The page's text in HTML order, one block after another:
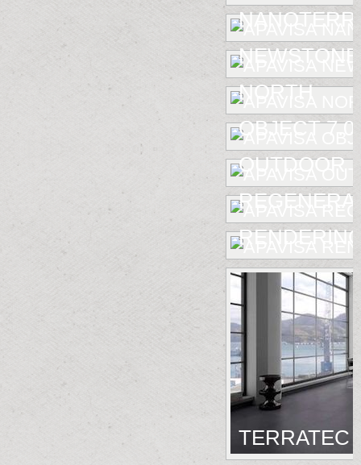
NEWSTONE
NORTH
OBJECT 7.0
OUTDOOR
TERRATEC